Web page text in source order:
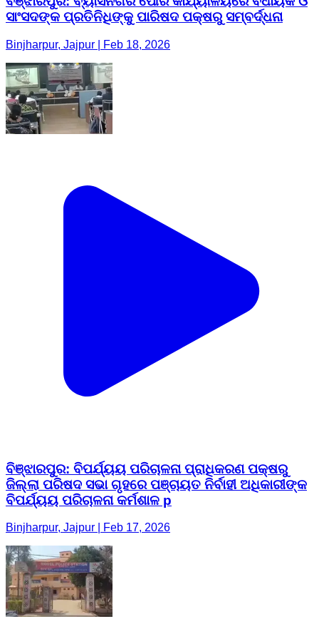
ସାଂସଦଙ୍କ ପ୍ରତିନିଧିଙ୍କୁ ପାରିଷଦ ପକ୍ଷରୁ ସମ୍ବର୍ଦ୍ଧନା
Binjharpur, Jajpur | Feb 18, 2026
ବିଞ୍ଝାରପୁର: ବିପର୍ଯ୍ୟୟ ପରିଚାଳନା ପ୍ରାଧିକରଣ ପକ୍ଷରୁ
ଜିଲ୍ଲା ପରିଷଦ ସଭା ଗୃହରେ ପଞ୍ଚାୟତ ନିର୍ବାହୀ ଅଧିକାରୀଙ୍କ
ବିପର୍ଯ୍ୟୟ ପରିଚାଳନା କର୍ମଶାଳ p
Binjharpur, Jajpur | Feb 17, 2026